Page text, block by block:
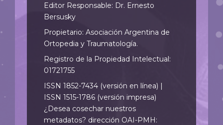
Editor Responsable: Dr. Ernesto
Bersusky
Propietario: Asociación Argentina de
Ortopedia y Traumatología.
Registro de la Propiedad Intelectual:
01721755
ISSN 1852-7434 (versión en línea) |
ISSN 1515-1786 (versión impresa)
¿Desea cosechar nuestros
metadatos? dirección OAI-PMH: